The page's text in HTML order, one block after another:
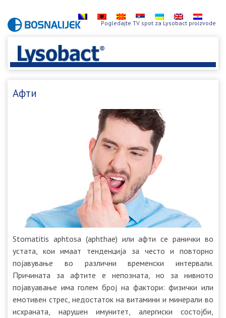
Pogledajte TV spot za Lysobact proizvode
Афти
Stomatitis aphtosa (aphthae) или афти се ранички во
устата, кои имаат тенденција за често и повторно
појавување во различни временски интервали.
Причината за афтите е непозната, но за нивното
појавуавање има голем број на фактори: физички или
емотивен стрес, недостаток на витамини и минерали во
исхраната, нарушен имунитет, алергиски состојби,